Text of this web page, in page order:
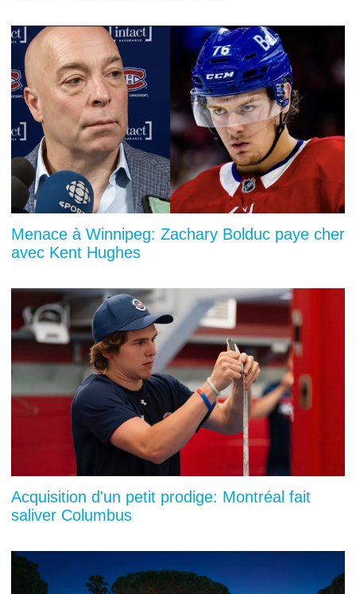
Menace à Winnipeg: Zachary Bolduc paye cher
avec Kent Hughes
Acquisition d'un petit prodige: Montréal fait
saliver Columbus